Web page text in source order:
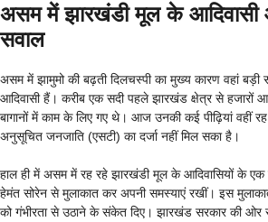
असम में झारखंडी मूल के आदिवासी
सवाल
असम में झामुमो की बढ़ती दिलचस्पी का मुख्य कारण वहां
आदिवासी हैं। करीब एक सदी पहले झारखंड क्षेत्र से हजारों
बागानों में काम के लिए गए थे। आज उनकी कई पीढ़ियां वहीं
अनुसूचित जनजाति (एसटी) का दर्जा नहीं मिल सका है।
हाल ही में असम में रह रहे झारखंडी मूल के आदिवासियों के एक
हेमंत सोरेन से मुलाकात कर अपनी समस्याएं रखीं। इस
को गंभीरता से उठाने के संकेत दिए। झारखंड सरकार की ओर